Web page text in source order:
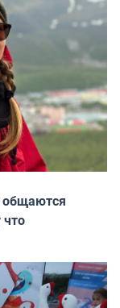
общаются
что